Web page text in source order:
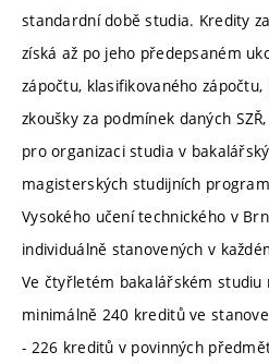
standardní době studia. Kredity
získá až po jeho předepsaném
zápočtu, klasifikovaného
zkoušky za podmínek daných
pro organizaci studia v
magisterských studijních
Vysokého učení technického v
individuálně stanovených v
Ve čtyřletém bakalářském studiu
minimálně 240 kreditů ve
- 226 kreditů v povinných